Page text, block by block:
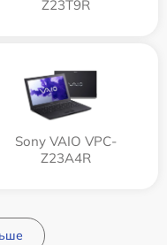
Z23T9R
Sony VAIO VPC-
Z23A4R